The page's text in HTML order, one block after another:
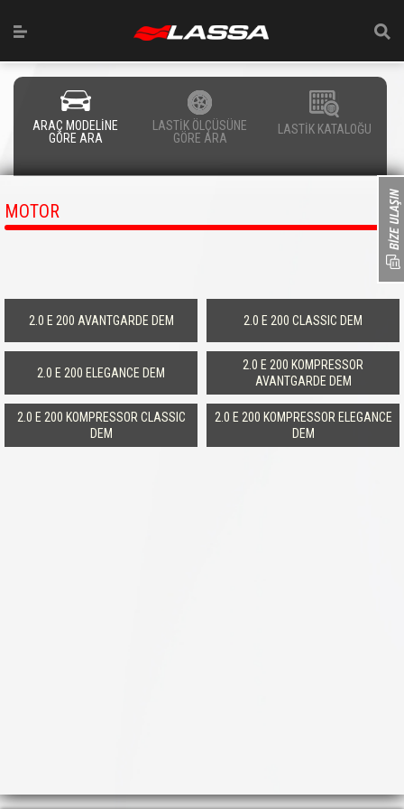
ARAÇ MODELİNE
GÖRE ARA
LASTİK ÖLÇÜSÜNE
GÖRE ARA
LASTİK KATALOĞU
MOTOR
2.0 E 200 AVANTGARDE DEM 2.0 E 200 CLASSIC DEM
2.0 E 200 ELEGANCE DEM
2.0 E 200 KOMPRESSOR
AVANTGARDE DEM
2.0 E 200 KOMPRESSOR CLASSIC
DEM
2.0 E 200 KOMPRESSOR ELEGANCE
DEM